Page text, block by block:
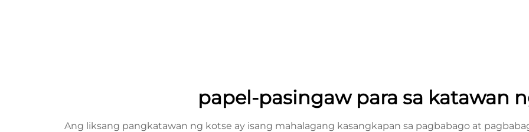
papel-pasingaw para sa katawan
Ang liksang pangkatawan ng kotse ay isang mahalagang kasangkapan sa pagbabago at